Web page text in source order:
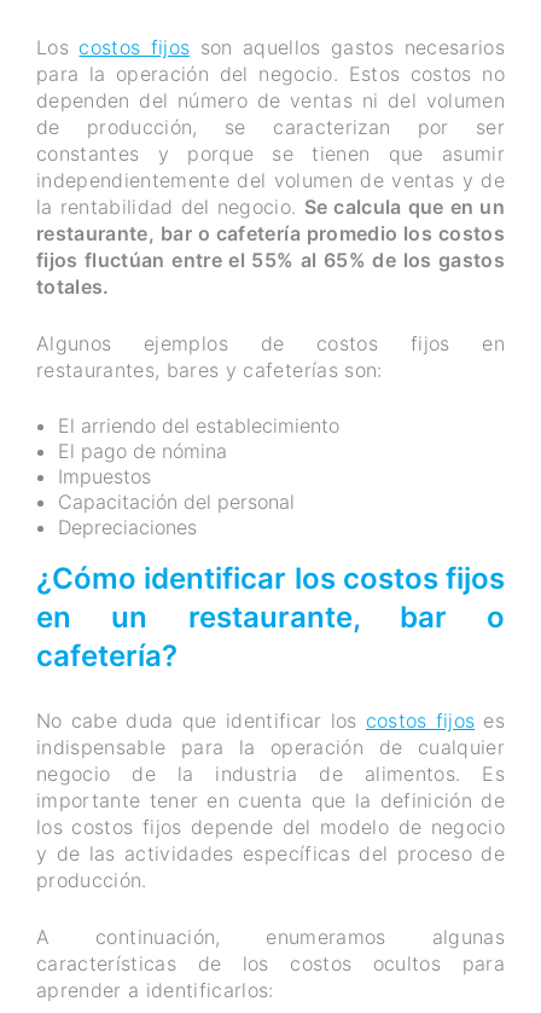
Los costos fijos son aquellos gastos necesarios
para la operación del negocio. Estos costos no
dependen del número de ventas ni del volumen
de producción, se caracterizan por ser
constantes y porque se tienen que asumir
independientemente del volumen de ventas y de
la rentabilidad del negocio. Se calcula que en un
restaurante, bar o cafetería promedio los costos
fijos fluctúan entre el 55% al 65% de los gastos
totales.
Algunos ejemplos de costos fijos en
restaurantes, bares y cafeterías son:
El arriendo del establecimiento
El pago de nómina
Impuestos
Capacitación del personal
Depreciaciones
¿Cómo identificar los costos fijos
en un restaurante, bar o
cafetería?
No cabe duda que identificar los costos fijos es
indispensable para la operación de cualquier
negocio de la industria de alimentos. Es
importante tener en cuenta que la definición de
los costos fijos depende del modelo de negocio
y de las actividades específicas del proceso de
producción.
A continuación, enumeramos algunas
características de los costos ocultos para
aprender a identificarlos: